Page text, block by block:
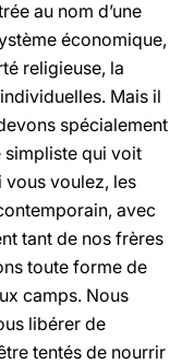
au nom d’une
économique,
religieuse, la
Mais il
spécialement
simpliste qui voit
vous voulez, les
avec
tant de nos frères
toute forme de
camps. Nous
libérer de
tentés de nourrir